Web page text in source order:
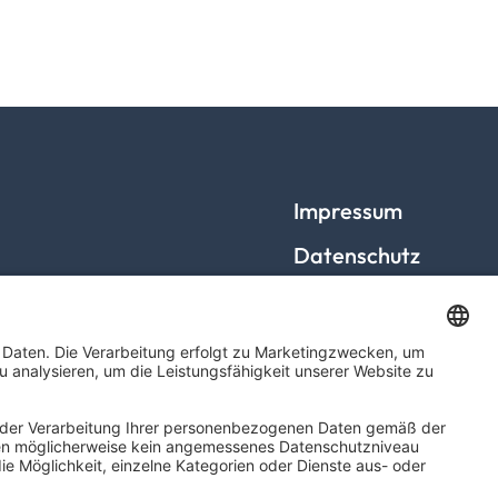
Impressum
Datenschutz
Barrierefreiheit